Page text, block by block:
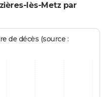
lès-Metz par
de décès (source :